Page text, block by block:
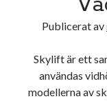
Publicerat av
Skylift är ett
användas
modellerna av